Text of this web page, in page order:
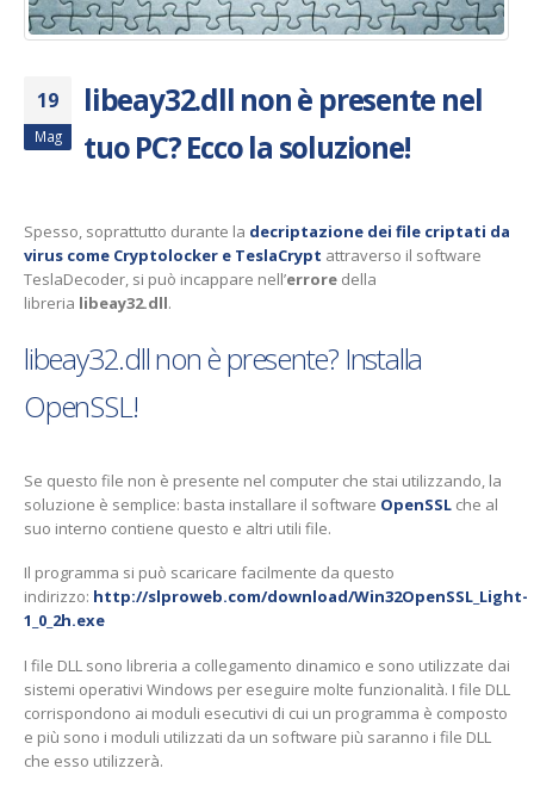
19
Mag
libeay32.dll non è presente nel
tuo PC? Ecco la soluzione!
Spesso, soprattutto durante la decriptazione dei file criptati da
virus come Cryptolocker e TeslaCrypt attraverso il software
TeslaDecoder, si può incappare nell’errore della
libreria libeay32.dll.
libeay32.dll non è presente? Installa
OpenSSL!
Se questo file non è presente nel computer che stai utilizzando, la
soluzione è semplice: basta installare il software OpenSSL che al
suo interno contiene questo e altri utili file.
Il programma si può scaricare facilmente da questo
indirizzo: http://slproweb.com/download/Win32OpenSSL_Light-
1_0_2h.exe
I file DLL sono libreria a collegamento dinamico e sono utilizzate dai
sistemi operativi Windows per eseguire molte funzionalità. I file DLL
corrispondono ai moduli esecutivi di cui un programma è composto
e più sono i moduli utilizzati da un software più saranno i file DLL
che esso utilizzerà.